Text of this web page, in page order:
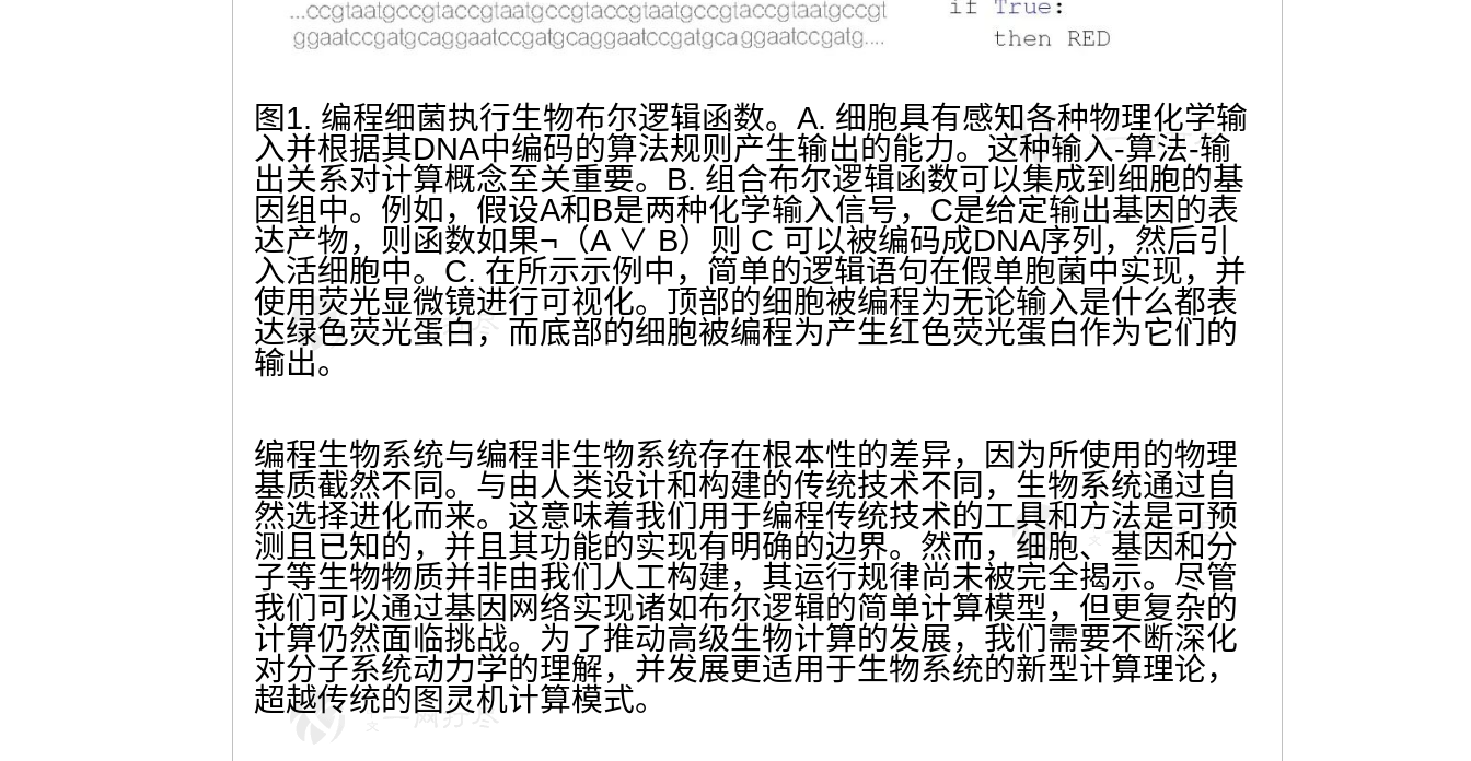
图1. 编程细菌执行生物布尔逻辑函数。A. 细胞具有感知各种物理化学输
入并根据其DNA中编码的算法规则产生输出的能力。这种输入-算法-输
出关系对计算概念至关重要。B. 组合布尔逻辑函数可以集成到细胞的基
因组中。例如，假设A和B是两种化学输入信号，C是给定输出基因的表
达产物，则函数如果¬（A ∨ B）则 C 可以被编码成DNA序列，然后引
入活细胞中。C. 在所示示例中，简单的逻辑语句在假单胞菌中实现，并
使用荧光显微镜进行可视化。顶部的细胞被编程为无论输入是什么都表
达绿色荧光蛋白，而底部的细胞被编程为产生红色荧光蛋白作为它们的
输出。
编程生物系统与编程非生物系统存在根本性的差异，因为所使用的物理
基质截然不同。与由人类设计和构建的传统技术不同，生物系统通过自
然选择进化而来。这意味着我们用于编程传统技术的工具和方法是可预
测且已知的，并且其功能的实现有明确的边界。然而，细胞、基因和分
子等生物物质并非由我们人工构建，其运行规律尚未被完全揭示。尽管
我们可以通过基因网络实现诸如布尔逻辑的简单计算模型，但更复杂的
计算仍然面临挑战。为了推动高级生物计算的发展，我们需要不断深化
对分子系统动力学的理解，并发展更适用于生物系统的新型计算理论，
超越传统的图灵机计算模式。